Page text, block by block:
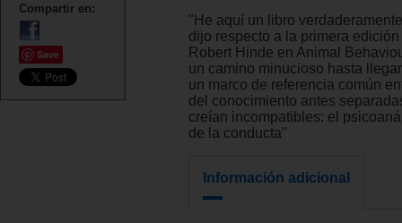
Compartir en:
Save
"He aquí un libro
dijo respecto a la primera
Robert Hinde en Animal
un camino minucioso hasta
un marco de referencia común
del conocimiento antes
creían incompatibles: el
de la conducta"
Información adicional